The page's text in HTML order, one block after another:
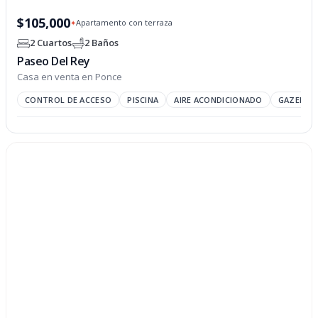
$105,000✦Apartamento con terraza
2 Cuartos 2 Baños
Paseo Del Rey
Casa en venta en Ponce
CONTROL DE ACCESO PISCINA AIRE ACONDICIONADO GAZEBO